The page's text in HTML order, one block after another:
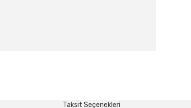
Taksit Seçenekleri